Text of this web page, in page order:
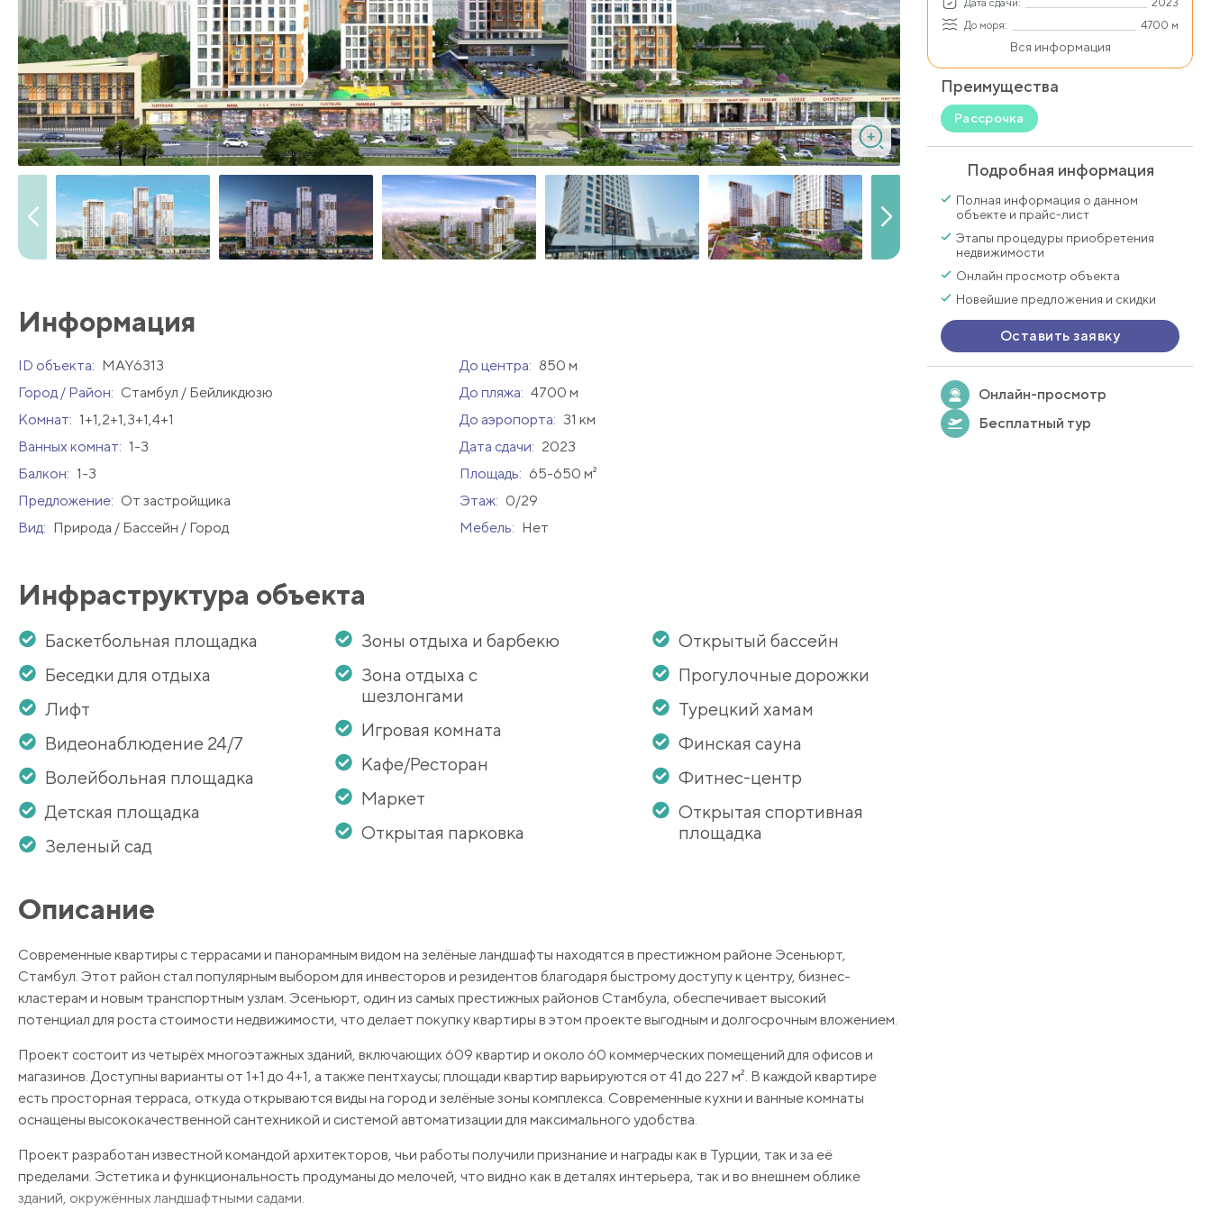
Информация
ID объекта: MAY6313 До центра: 850 м
Город / Район: Стамбул / Бейликдюзю До пляжа: 4700 м
Комнат: 1+1,2+1,3+1,4+1 До аэропорта: 31 км
Ванных комнат: 1-3 Дата сдачи: 2023
Балкон: 1-3 Площадь: 65-650 м²
Предложение: От застройщика Этаж: 0/29
Вид: Природа / Бассейн / Город Мебель: Нет
Инфраструктура объекта
Баскетбольная площадка
Беседки для отдыха
Лифт
Видеонаблюдение 24/7
Волейбольная площадка
Детская площадка
Зеленый сад
Зоны отдыха и барбекю
Зона отдыха с
шезлонгами
Игровая комната
Кафе/Ресторан
Маркет
Открытая парковка
Открытый бассейн
Прогулочные дорожки
Турецкий хамам
Финская сауна
Фитнес-центр
Открытая спортивная
площадка
Описание
Современные квартиры с террасами и панорамным видом на зелёные ландшафты находятся в престижном районе Эсеньюрт,
Стамбул. Этот район стал популярным выбором для инвесторов и резидентов благодаря быстрому доступу к центру, бизнес-
кластерам и новым транспортным узлам. Эсеньюрт, один из самых престижных районов Стамбула, обеспечивает высокий
потенциал для роста стоимости недвижимости, что делает покупку квартиры в этом проекте выгодным и долгосрочным вложением.
Проект состоит из четырёх многоэтажных зданий, включающих 609 квартир и около 60 коммерческих помещений для офисов и
магазинов. Доступны варианты от 1+1 до 4+1, а также пентхаусы; площади квартир варьируются от 41 до 227 м². В каждой квартире
есть просторная терраса, откуда открываются виды на город и зелёные зоны комплекса. Современные кухни и ванные комнаты
оснащены высококачественной сантехникой и системой автоматизации для максимального удобства.
Проект разработан известной командой архитекторов, чьи работы получили признание и награды как в Турции, так и за её
пределами. Эстетика и функциональность продуманы до мелочей, что видно как в деталях интерьера, так и во внешнем облике
зданий, окружённых ландшафтными садами.
Дата сдачи:
2023
До моря:
4700 м
Вся информация
Преимущества
Рассрочка
Подробная информация
Полная информация о данном
объекте и прайс-лист
Этапы процедуры приобретения
недвижимости
Онлайн просмотр объекта
Новейшие предложения и скидки
Оставить заявку
Онлайн-просмотр
Бесплатный тур